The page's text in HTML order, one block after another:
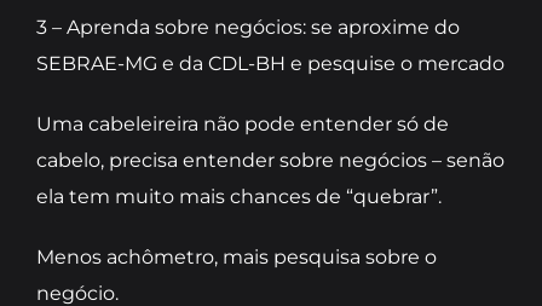
3 – Aprenda sobre negócios: se aproxime do
SEBRAE-MG e da CDL-BH e pesquise o mercado
Uma cabeleireira não pode entender só de
cabelo, precisa entender sobre negócios – senão
ela tem muito mais chances de “quebrar”.
Menos achômetro, mais pesquisa sobre o
negócio.